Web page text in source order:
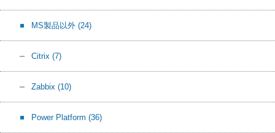
MS製品以外 (24)
Citrix (7)
Zabbix (10)
Power Platform (36)